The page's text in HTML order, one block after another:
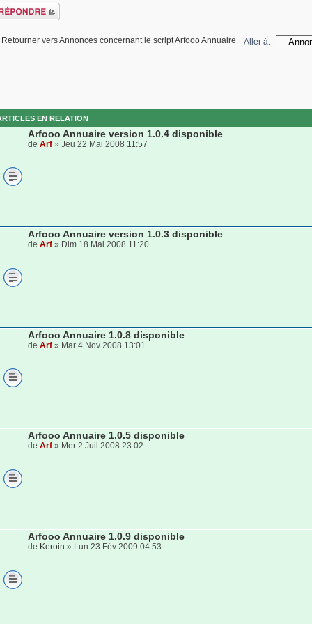
Retourner vers Annonces concernant le script Arfooo Annuaire Aller à:
EN RELATION
Arfooo Annuaire version 1.0.4 disponible
de Arf » Jeu 22 Mai 2008 11:57
Arfooo Annuaire version 1.0.3 disponible
de Arf » Dim 18 Mai 2008 11:20
Arfooo Annuaire 1.0.8 disponible
de Arf » Mar 4 Nov 2008 13:01
Arfooo Annuaire 1.0.5 disponible
de Arf » Mer 2 Juil 2008 23:02
Arfooo Annuaire 1.0.9 disponible
de Keroin » Lun 23 Fév 2009 04:53